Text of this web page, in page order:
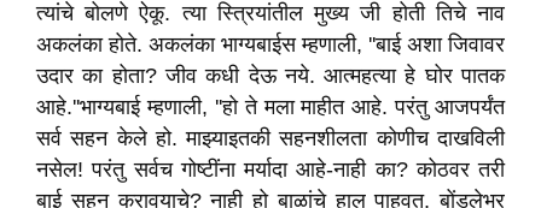
त्यांचे बोलणे ऐकू. त्या स्त्रियांतील मुख्य जी होती तिचे नाव
अकलंका होते. अकलंका भाग्यबाईस म्हणाली, ''बाई अशा जिवावर
उदार का होता?जीव कधी देऊ नये. आत्महत्या हे घोर पातक
आहे.''भाग्यबाई म्हणाली, ''हो ते मला माहीत आहे. परंतु आजपर्यंत
सर्व सहन केले हो. माझ्याइतकी सहनशीलता कोणीच दाखविली
नसेल! परंतु सर्वच गोष्टींना मर्यादा आहे-नाही का?कोठवर तरी
बाई सहन करावयाचे?नाही हो बाळांचे हाल पाहवत,बोंडलेभर